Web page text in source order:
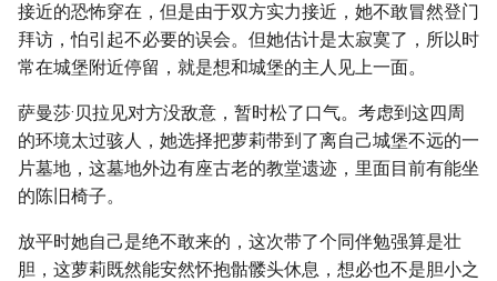
接近的恐怖穿在，但是由于双方实力接近，她不敢冒然登门
拜访，怕引起不必要的误会。但她估计是太寂寞了，所以时
常在城堡附近停留，就是想和城堡的主人见上一面。
萨曼莎·贝拉见对方没敌意，暂时松了口气。考虑到这四周
的环境太过骇人，她选择把萝莉带到了离自己城堡不远的一
片墓地，这墓地外边有座古老的教堂遗迹，里面目前有能坐
的陈旧椅子。
放平时她自己是绝不敢来的，这次带了个同伴勉强算是壮
胆，这萝莉既然能安然怀抱骷髅头休息，想必也不是胆小之